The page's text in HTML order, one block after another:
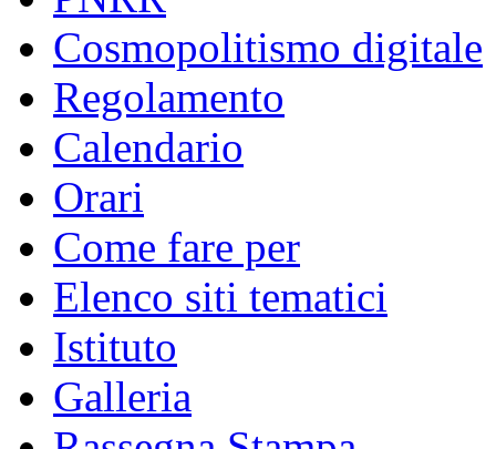
Cosmopolitismo digitale
Regolamento
Calendario
Orari
Come fare per
Elenco siti tematici
Istituto
Galleria